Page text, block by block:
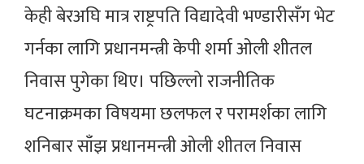
केही बेरअघि मात्र राष्ट्रपति विद्यादेवी भण्डारीसँग भेट
गर्नका लागि प्रधानमन्त्री केपी शर्मा ओली शीतल
निवास पुगेका थिए। पछिल्लो राजनीतिक
घटनाक्रमका विषयमा छलफल र परामर्शका लागि
शनिबार साँझ प्रधानमन्त्री ओली शीतल निवास